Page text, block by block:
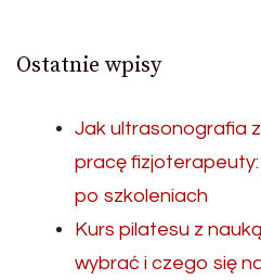
Ostatnie wpisy
Jak ultrasonografia
pracę
po szkoleniach
Kurs pilatesu z
wybrać i czego się